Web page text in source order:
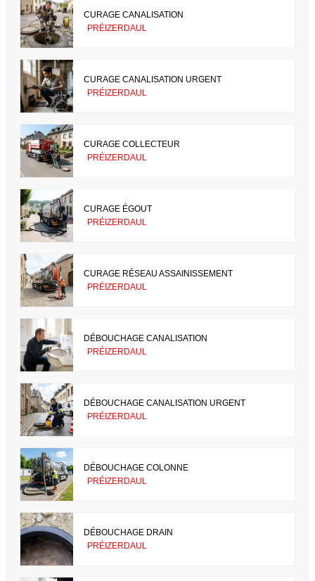
CURAGE CANALISATION
PRÉIZERDAUL
CURAGE CANALISATION URGENT
PRÉIZERDAUL
CURAGE COLLECTEUR
PRÉIZERDAUL
CURAGE ÉGOUT
PRÉIZERDAUL
CURAGE RÉSEAU ASSAINISSEMENT
PRÉIZERDAUL
DÉBOUCHAGE CANALISATION
PRÉIZERDAUL
DÉBOUCHAGE CANALISATION URGENT
PRÉIZERDAUL
DÉBOUCHAGE COLONNE
PRÉIZERDAUL
DÉBOUCHAGE DRAIN
PRÉIZERDAUL